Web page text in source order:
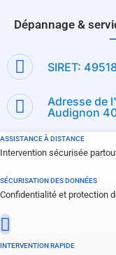
Dépannage &
SIRET:
Adresse de
Audignon
ASSISTANCE À DISTANCE
Intervention sécurisée
SÉCURISATION DES DONNÉES
Confidentialité et protection
INTERVENTION RAPIDE